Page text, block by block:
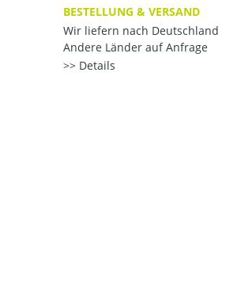
BESTELLUNG & VERSAND
Wir liefern nach Deutschland
Andere Länder auf Anfrage
Details